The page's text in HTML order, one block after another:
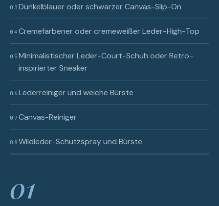
03 Dunkelblauer oder schwarzer Canvas-Slip-On
04 Cremefarbener oder cremeweißer Leder-High-Top
05 Minimalistischer Leder-Court-Schuh oder Retro-
inspirierter Sneaker
06 Lederreiniger und weiche Bürste
07 Canvas-Reiniger
08 Wildleder-Schutzspray und Bürste
01